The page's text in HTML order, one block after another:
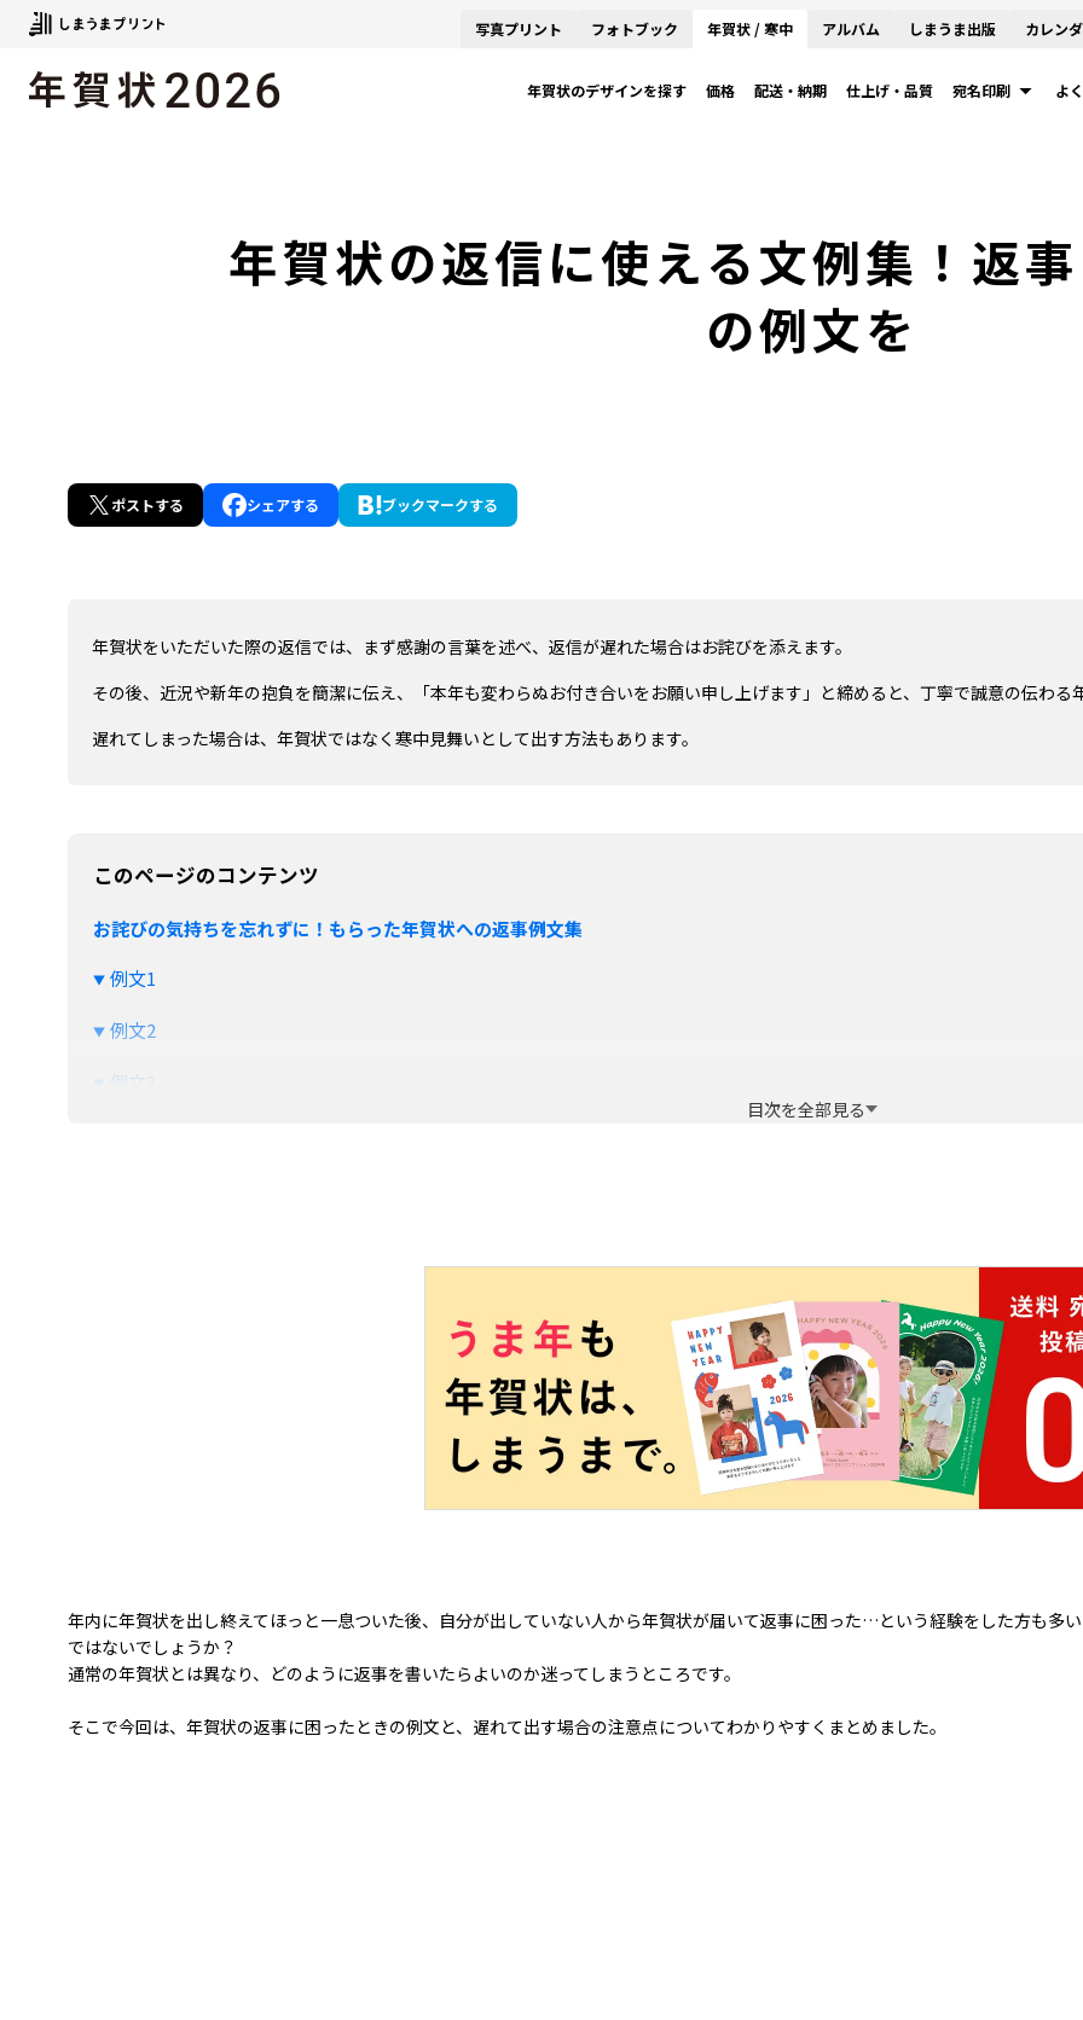
写真プリント フォトブック 年賀状 / 寒中 アルバム しまうま出版 カレン
年賀状のデザインを探す 価格 配送・納期 仕上げ・品質 宛名印刷 よ
年賀状の返信に使える文例集！返
の例文を
ポストする シェアする ブックマークする
年賀状をいただいた際の返信では、まず感謝の言葉を述べ、返信が遅れた場合はお詫びを添えます。
その後、近況や新年の抱負を簡潔に伝え、「本年も変わらぬお付き合いをお願い申し上げます」と締めると、丁寧で誠意の伝わる
遅れてしまった場合は、年賀状ではなく寒中見舞いとして出す方法もあります。
このページのコンテンツ
お詫びの気持ちを忘れずに！もらった年賀状への返事例文集
例文1
例文2
例文3
3. 「書き忘れた」という印象を抱かれないようにする
年賀状を松の内に出せなかった場合は寒中見舞いや近況報告で対処
関連コンテンツ
目次を全部見る
年内に年賀状を出し終えてほっと一息ついた後、自分が出していない人から年賀状が届いて返事に困った…という経験をした方も多
ではないでしょうか？
通常の年賀状とは異なり、どのように返事を書いたらよいのか迷ってしまうところです。
そこで今回は、年賀状の返事に困ったときの例文と、遅れて出す場合の注意点についてわかりやすくまとめました。